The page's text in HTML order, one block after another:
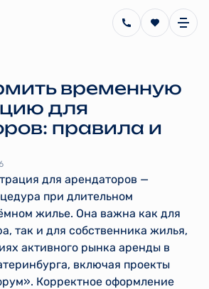
временную
для
правила и
для арендаторов —
при длительном
жилье. Она важна как для
так и для собственника жилья,
активного рынка аренды в
включая проекты
Корректное оформление